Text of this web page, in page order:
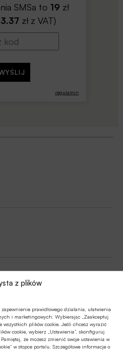
z plików
prawidłowego działania, ułatwienia
i marketingowych. Wybierając „Zaakceptuj
wszystkich plików cookie. Jeśli chcesz wyrazić
cookie, wybierz „Ustawienia”, skonfiguruj
że możesz zmienić swoje ustawienia w
w stopce portalu. Szczegółowe informacje o
regulamin
SMSa to 19 zł
zł z VAT)